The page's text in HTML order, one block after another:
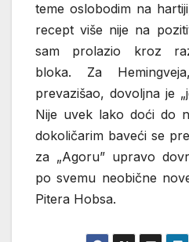
teme oslobodim na
recept više nije na
sam prolazio kroz
bloka. Za
prevazišao, dovoljna je
Nije uvek lako doći do
dokoličarim baveći se
za „Agoru” upravo
po svemu neobične
Pitera Hobsa.